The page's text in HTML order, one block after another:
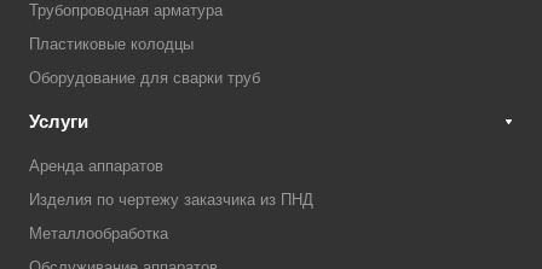
Трубопроводная арматура
Пластиковые колодцы
Оборудование для сварки труб
Услуги
Аренда аппаратов
Изделия по чертежу заказчика из ПНД
Металлообработка